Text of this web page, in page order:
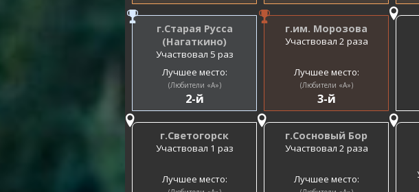
г.Старая Русса
(Нагаткино)
Участвовал 5 раз
Лучшее место:
(Любители «A»)
2-й
г.им. Морозова
Участвовал 2 раза
Лучшее место:
(Любители «A»)
3-й
г.Светогорск
Участвовал 1 раз
Лучшее место:
г.Сосновый Бор
Участвовал 2 раза
Лучшее место: